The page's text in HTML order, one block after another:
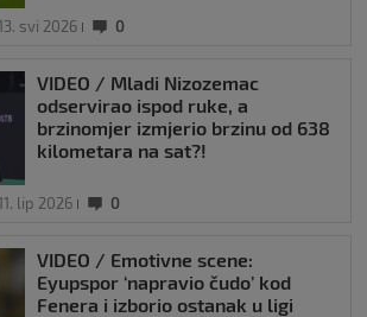
svi 2026 0
VIDEO / Mladi Nizozemac
odservirao ispod ruke, a
brzinomjer izmjerio brzinu od 638
kilometara na sat?!
lip 2026 0
VIDEO / Emotivne scene:
Eyupspor ‘napravio čudo’ kod
Fenera i izborio ostanak u ligi